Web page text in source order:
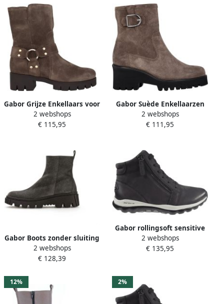
Gabor Grijze Enkellaars voor
Dames
2 webshops
€ 115,95
Gabor Suède Enkellaarzen
voor vrouwen Gray Dames
2 webshops
€ 111,95
Gabor Boots zonder sluiting
met nagels omrandde zool
2 webshops
€ 128,39
Gabor rollingsoft sensitive
96.868.39 dames laars Grijs
2 webshops
€ 135,95
12% 2%